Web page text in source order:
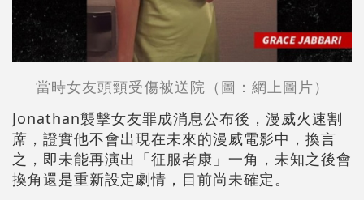
當時女友頭頸受傷被送院（圖： 網上圖片）
Jonathan襲擊女友罪成消息公布後，漫威火速割
蓆，證實他不會出現在未來的漫威電影中，換言
之，即未能再演出「征服者康」一角，未知之後會
換角還是重新設定劇情，目前尚未確定。